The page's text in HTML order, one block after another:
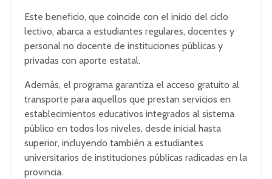
Este beneficio, que coincide con el inicio del ciclo
lectivo, abarca a estudiantes regulares, docentes y
personal no docente de instituciones públicas y
privadas con aporte estatal.
Además, el programa garantiza el acceso gratuito al
transporte para aquellos que prestan servicios en
establecimientos educativos integrados al sistema
público en todos los niveles, desde inicial hasta
superior, incluyendo también a estudiantes
universitarios de instituciones públicas radicadas en la
provincia.